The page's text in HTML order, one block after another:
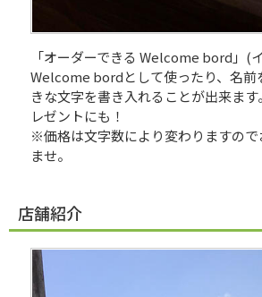
「オーダーできる Welcome bord」(
Welcome bordとして使ったり、名前
きな文字を書き入れることが出来ま
レゼントにも！
※価格は文字数により変わりますの
ませ。
店舗紹介